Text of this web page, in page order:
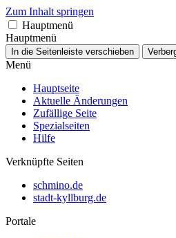
Zum Inhalt springen
Hauptmenü
Hauptmenü
In die Seitenleiste verschieben
Menü
Hauptseite
Aktuelle Änderungen
Zufällige Seite
Spezialseiten
Hilfe
Verknüpfte Seiten
schmino.de
stadt-kyllburg.de
Portale